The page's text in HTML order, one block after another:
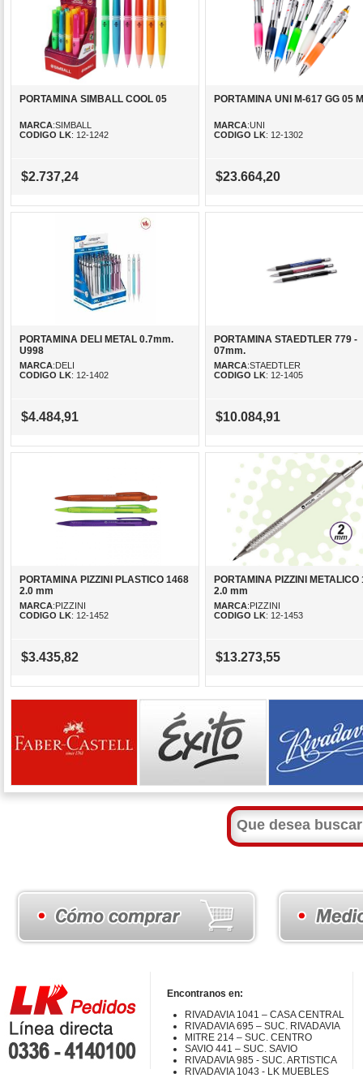
PORTAMINA SIMBALL COOL 05
MARCA:SIMBALL
CODIGO LK: 12-1242
$2.737,24
PORTAMINA UNI M-617 GG 05
MARCA:UNI
CODIGO LK: 12-1302
$23.664,20
PORTAMINA DELI METAL 0.7mm.
U998
MARCA:DELI
CODIGO LK: 12-1402
$4.484,91
PORTAMINA STAEDTLER 779 -
07mm.
MARCA:STAEDTLER
CODIGO LK: 12-1405
$10.084,91
PORTAMINA PIZZINI PLASTICO 1468
2.0 mm
MARCA:PIZZINI
CODIGO LK: 12-1452
$3.435,82
PORTAMINA PIZZINI METALICO
2.0 mm
MARCA:PIZZINI
CODIGO LK: 12-1453
$13.273,55
Encontranos en:
RIVADAVIA 1041 – CASA CENTRAL
RIVADAVIA 695 – SUC. RIVADAVIA
MITRE 214 – SUC. CENTRO
SAVIO 441 – SUC. SAVIO
RIVADAVIA 985 - SUC. ARTISTICA
RIVADAVIA 1043 - LK MUEBLES